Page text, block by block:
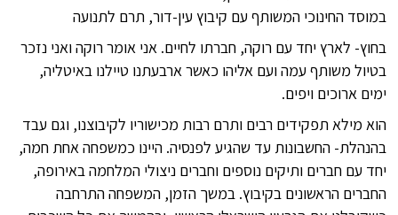
במוסד החינוכי המשותף עם קיבוץ עין-דור, תרם לתנועה
בחוץ- לארץ יחד עם רוקה, חברתו לחיים. אני אומר רוקה ואני נזכר
בטיול משותף עמה ועם אליהו כאשר ארבעתנו טיילנו באיטליה,
ימים ארוכים ויפים.
הוא מילא תפקידים רבים ותרם רבות מכישוריו לקיבוצנו, וגם עבד
בהנהלת- החשבונות עד שהגיע לפנסיה. היינו כמשפחה אחת חמה,
יחד עם חברים ותיקים נוספים וחברים ניצולי המלחמה באירופה,
החברים הראשונים בקיבוץ. במשך הזמן, המשפחה התרחבה